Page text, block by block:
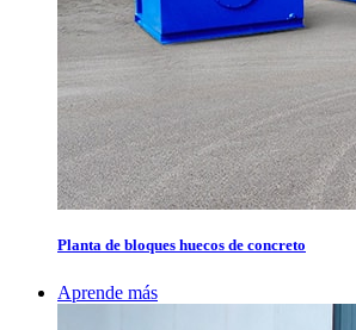
Planta de bloques huecos de concreto
Aprende más